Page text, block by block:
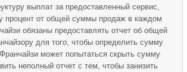
выплат за предоставленный сервис,
процент от общей суммы продаж в каждом
обязаны предоставлять отчет об общей
для того, чтобы определить сумму
может попытаться скрыть сумму
неполный отчет с тем, чтобы занизить